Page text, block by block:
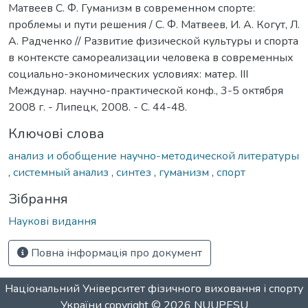
Матвеев С. Ф. Гуманизм в современном спорте:
проблемы и пути решения / С. Ф. Матвеев, И. А. Когут, Л.
А. Радченко // Развитие физической культуры и спорта
в контексте самореализации человека в современных
социально-экономических условиях: матер. III
Междунар. научно-практической конф., 3-5 октября
2008 г. - Липецк, 2008. - С. 44-48.
Ключові слова
анализ и обобщение научно-методической литературы
, системный анализ , синтез , гуманизм , спорт
Зібрання
Наукові видання
Повна інформація про документ
Національний Університет фізичного виховання і спорту